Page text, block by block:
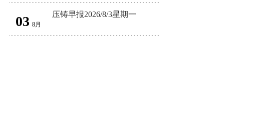
03 8月
压铸早报2026/8/3星期一